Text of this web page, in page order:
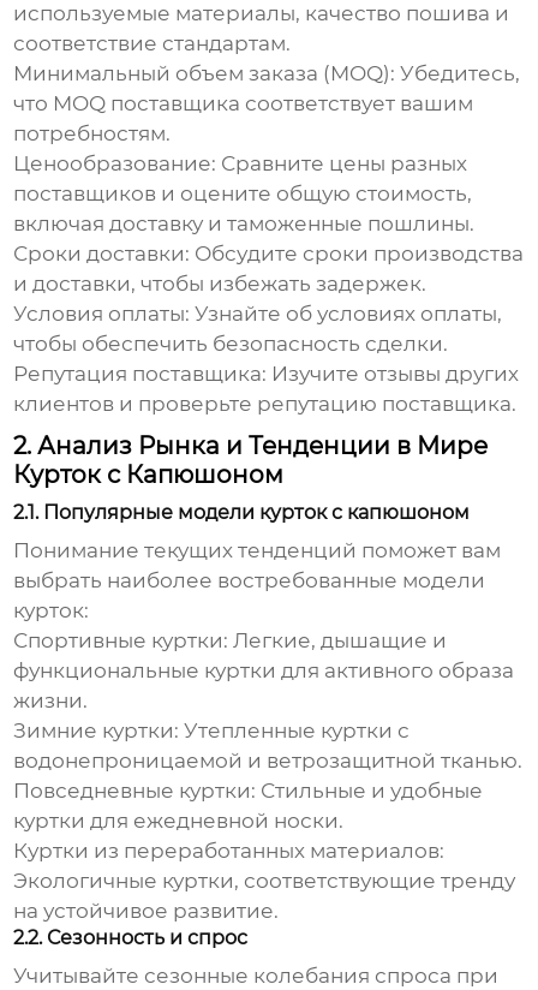
используемые материалы, качество пошива и
соответствие стандартам.
Минимальный объем заказа (MOQ): Убедитесь,
что MOQ поставщика соответствует вашим
потребностям.
Ценообразование: Сравните цены разных
поставщиков и оцените общую стоимость,
включая доставку и таможенные пошлины.
Сроки доставки: Обсудите сроки производства
и доставки, чтобы избежать задержек.
Условия оплаты: Узнайте об условиях оплаты,
чтобы обеспечить безопасность сделки.
Репутация поставщика: Изучите отзывы других
клиентов и проверьте репутацию поставщика.
2. Анализ Рынка и Тенденции в Мире
Курток с Капюшоном
2.1. Популярные модели курток с капюшоном
Понимание текущих тенденций поможет вам
выбрать наиболее востребованные модели
курток:
Спортивные куртки: Легкие, дышащие и
функциональные куртки для активного образа
жизни.
Зимние куртки: Утепленные куртки с
водонепроницаемой и ветрозащитной тканью.
Повседневные куртки: Стильные и удобные
куртки для ежедневной носки.
Куртки из переработанных материалов:
Экологичные куртки, соответствующие тренду
на устойчивое развитие.
2.2. Сезонность и спрос
Учитывайте сезонные колебания спроса при